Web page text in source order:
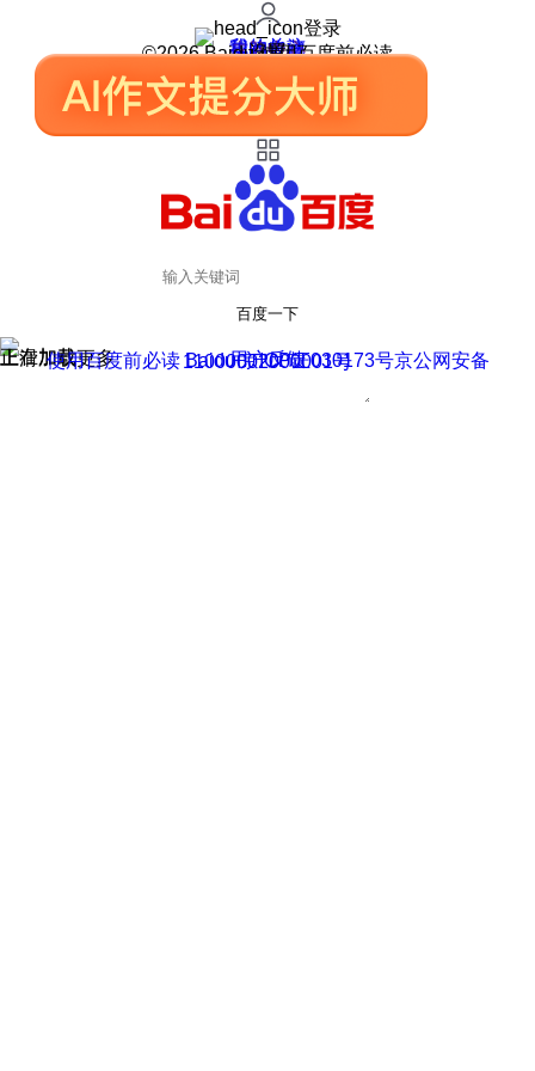
登录
我的关注
我的收藏
皮肤中心
用户反馈
设置
©2026 Baidu 使用百度前必读
百度一下
正在加载
上滑加载更多 用户反馈
使用百度前必读 Baidu 京ICP证030173号
京公网安备11000002000001号